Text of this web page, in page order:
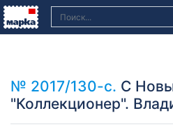
№ 2017/130-с. С
"Коллекционер".